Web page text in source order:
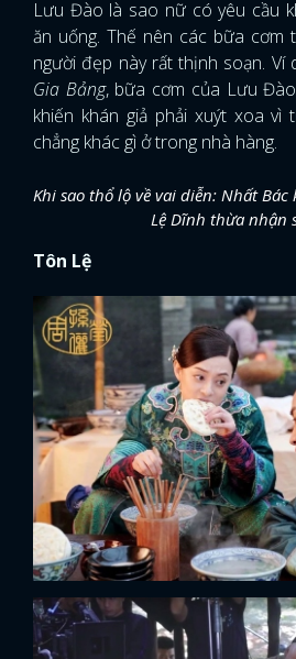
Lưu Đào là sao nữ có yêu cầu
ăn uống. Thế nên các bữa cơm
người đẹp này rất thịnh soạn. Ví
Gia Bảng, bữa cơm của Lưu
khiến khán giả phải xuýt xoa vì
chẳng khác gì ở trong nhà hàng.
Khi sao thổ lộ về vai diễn: Nhất
Lệ Dĩnh thừa nhận
Tôn Lệ